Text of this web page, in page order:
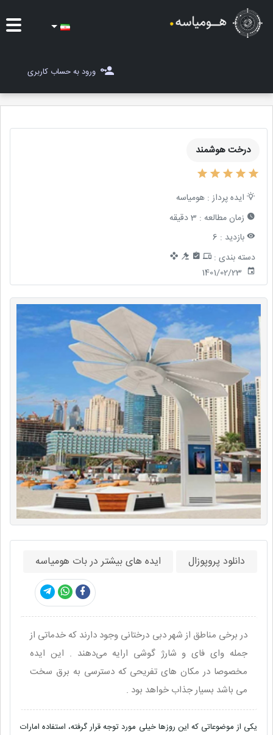
مجله هومیاسه
ورود به حساب کاربری
درخت هوشمند
ایده پرداز :هومیاسه
زمان مطالعه : 3 دقیقه
بازدید : 6
دسته بندی :
1401/02/23
دانلود پروپوزال ایده های بیشتر در بات هومیاسه
در برخی مناطق از شهر دبی درختانی وجود دارند که خدماتی از
جمله وای فای و شارژ گوشی ارایه می‌دهند . این ایده
مخصوصا در مکان های تفریحی که دسترسی به برق سخت
می باشد بسیار جذاب خواهد بود .
یکی از موضوعاتی که این روز‌ها خیلی مورد توجه قرار گرفته، استفاده امارات